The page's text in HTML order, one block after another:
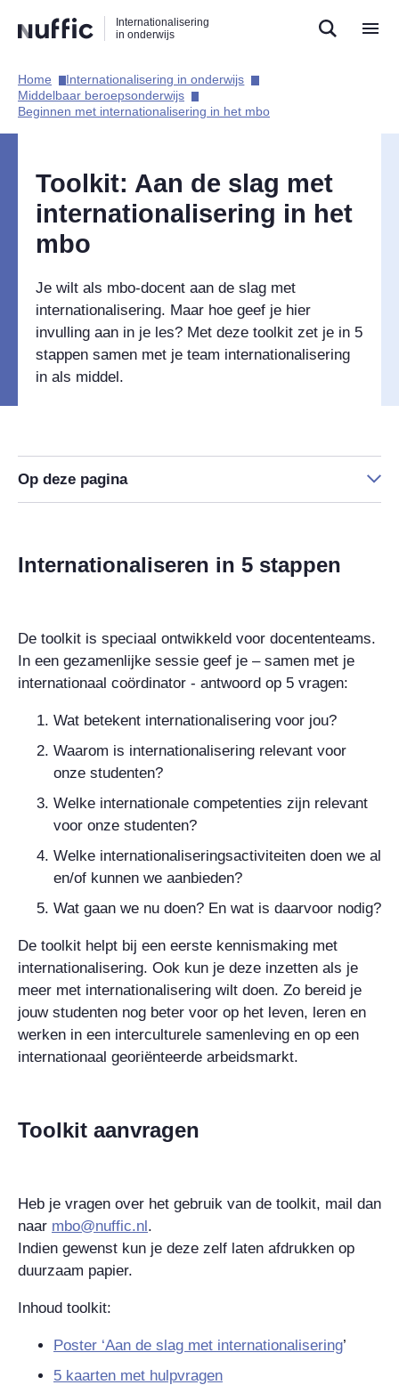
naar
zoekfunctie
naar
hoofdnavigatie
naar
inhoud
Internationalisering
in onderwijs
Hoofdnavigatie
Home​
Internationalisering in onderwijs​
Middelbaar beroepsonderwijs​
Beginnen met internationalisering in het mbo​
Toolkit: Aan de slag met
internationalisering in het
mbo
Je wilt als mbo-docent aan de slag met
internationalisering. Maar hoe geef je hier
invulling aan in je les? Met deze toolkit zet je in 5
stappen samen met je team internationalisering
in als middel.
Op deze pagina
Internationaliseren in 5 stappen
De toolkit is speciaal ontwikkeld voor docententeams.
In een gezamenlijke sessie geef je – samen met je
internationaal coördinator - antwoord op 5 vragen:
Wat betekent internationalisering voor jou?
Waarom is internationalisering relevant voor
onze studenten?
Welke internationale competenties zijn relevant
voor onze studenten?
Welke internationaliseringsactiviteiten doen we al
en/of kunnen we aanbieden?
Wat gaan we nu doen? En wat is daarvoor nodig?
De toolkit helpt bij een eerste kennismaking met
internationalisering. Ook kun je deze inzetten als je
meer met internationalisering wilt doen. Zo bereid je
jouw studenten nog beter voor op het leven, leren en
werken in een interculturele samenleving en op een
internationaal georiënteerde arbeidsmarkt.
Toolkit aanvragen
Heb je vragen over het gebruik van de toolkit, mail dan
naar mbo@nuffic.nl.
Indien gewenst kun je deze zelf laten afdrukken op
duurzaam papier.
Inhoud toolkit:
Poster ‘Aan de slag met internationalisering’
5 kaarten met hulpvragen